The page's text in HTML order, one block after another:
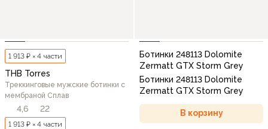
1 913 ₽ × 4 части
THB Torres
Треккинговые мужские ботинки c
мембраной Сплав
4,6 22
1 913 ₽ × 4 части
Ботинки 248113 Dolomite
Zermatt GTX Storm Grey
Ботинки 248113 Dolomite
Zermatt GTX Storm Grey
В корзину